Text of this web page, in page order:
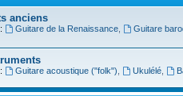
anciens
Guitare de la Renaissance, Guitare
Guitare acoustique ("folk") Ukulélé,